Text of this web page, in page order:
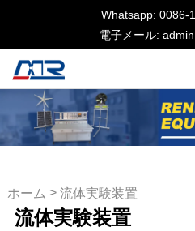
Whatsapp: 0086-
電子メール:
ホーム > 流体実験装置
流体実験装置